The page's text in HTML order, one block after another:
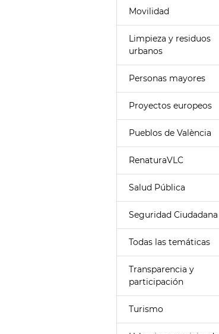
Movilidad
Limpieza y residuos
urbanos
Personas mayores
Proyectos europeos
Pueblos de València
RenaturaVLC
Salud Pública
Seguridad Ciudadana
Todas las temáticas
Transparencia y
participación
Turismo